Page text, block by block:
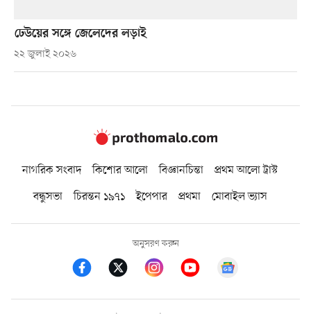
ঢেউয়ের সঙ্গে জেলেদের লড়াই
২২ জুলাই ২০২৬
নাগরিক সংবাদ কিশোর আলো বিজ্ঞানচিন্তা
প্রথম আলো ট্রাস্ট
বন্ধুসভা
চিরন্তন ১৯৭১ ইপেপার প্রথমা মোবাইল ভ্যাস
অনুসরণ করুন